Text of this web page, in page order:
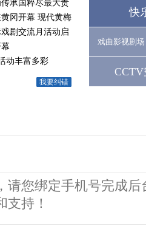
承国粹尽最大责
冈开幕 现代黄梅
剧交流月活动启
动丰富多彩
我要纠错
快
戏曲影视剧场